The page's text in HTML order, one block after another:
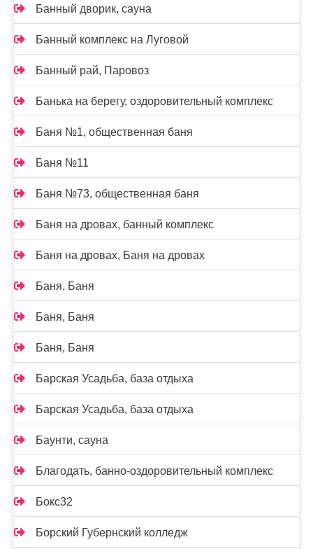
Банный дворик, сауна
Банный комплекс на Луговой
Банный рай, Паровоз
Банька на берегу, оздоровительный комплекс
Баня №1, общественная баня
Баня №11
Баня №73, общественная баня
Баня на дровах, банный комплекс
Баня на дровах, Баня на дровах
Баня, Баня
Баня, Баня
Баня, Баня
Барская Усадьба, база отдыха
Барская Усадьба, база отдыха
Баунти, сауна
Благодать, банно-оздоровительный комплекс
Бокс32
Борский Губернский колледж